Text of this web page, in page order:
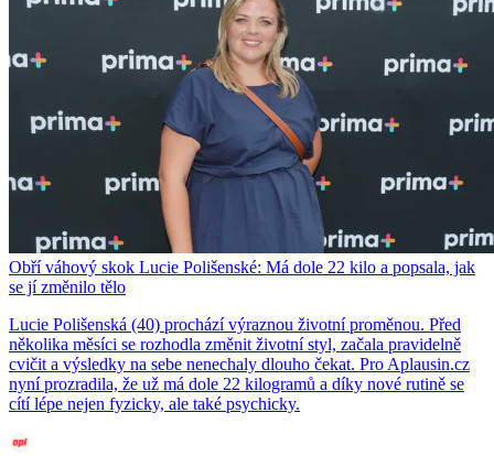
Obří váhový skok Lucie Polišenské: Má dole 22 kilo a popsala, jak
se jí změnilo tělo
Lucie Polišenská (40) prochází výraznou životní proměnou. Před
několika měsíci se rozhodla změnit životní styl, začala pravidelně
cvičit a výsledky na sebe nenechaly dlouho čekat. Pro Aplausin.cz
nyní prozradila, že už má dole 22 kilogramů a díky nové rutině se
cítí lépe nejen fyzicky, ale také psychicky.